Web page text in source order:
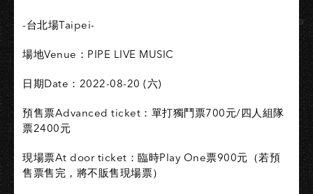
-台北場Taipei-
場地Venue：PIPE LIVE MUSIC
日期Date：2022-08-20 (六)
預售票Advanced ticket：單打獨鬥票700元/四人組隊
票2400元
現場票At door ticket：臨時Play One票900元（若預
售票售完，將不販售現場票）